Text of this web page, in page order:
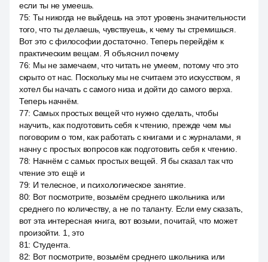
если ты не умеешь.
75: Ты никогда не выйдешь на этот уровень значительности
того, что ты делаешь, чувствуешь, к чему ты стремишься.
Вот это с философии достаточно. Теперь перейдём к
практическим вещам. Я объяснил почему
76: Мы не замечаем, что читать не умеем, потому что это
скрыто от нас. Поскольку мы не считаем это искусством, я
хотел бы начать с самого низа и дойти до самого верха.
Теперь начнём.
77: Самых простых вещей что нужно сделать, чтобы
научить, как подготовить себя к чтению, прежде чем мы
поговорим о том, как работать с книгами и с журналами, я
начну с простых вопросов как подготовить себя к чтению.
78: Начнём с самых простых вещей. Я бы сказал так что
чтение это ещё и
79: И телесное, и психологическое занятие.
80: Вот посмотрите, возьмём среднего школьника или
среднего по количеству, а не по таланту. Если ему сказать,
вот эта интересная книга, вот возьми, почитай, что может
произойти. 1, это
81: Студента.
82: Вот посмотрите, возьмём среднего школьника или